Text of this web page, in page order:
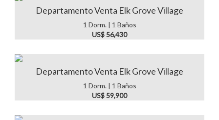
Departamento Venta Elk Grove Village
1 Dorm. | 1 Baños
US$ 56,430
Departamento Venta Elk Grove Village
1 Dorm. | 1 Baños
US$ 59,900